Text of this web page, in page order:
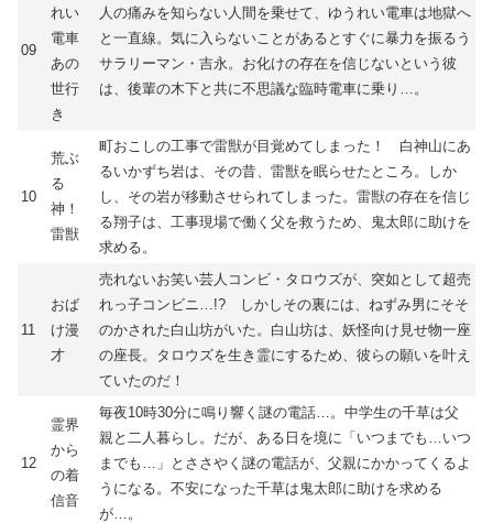
09
れい
電車
あの
世行
き
人の痛みを知らない人間を乗せて、ゆうれい電車は地獄へ
と一直線。気に入らないことがあるとすぐに暴力を振るう
サラリーマン・吉永。お化けの存在を信じないという彼
は、後輩の木下と共に不思議な臨時電車に乗り…。
10
荒ぶ
る
神！
雷獣
町おこしの工事で雷獣が目覚めてしまった！ 白神山にあ
るいかずち岩は、その昔、雷獣を眠らせたところ。しか
し、その岩が移動させられてしまった。雷獣の存在を信じ
る翔子は、工事現場で働く父を救うため、鬼太郎に助けを
求める。
11
おば
け漫
才
売れないお笑い芸人コンビ・タロウズが、突如として超売
れっ子コンビニ…!? しかしその裏には、ねずみ男にそそ
のかされた白山坊がいた。白山坊は、妖怪向け見せ物一座
の座長。タロウズを生き霊にするため、彼らの願いを叶え
ていたのだ！
12
霊界
から
の着
信音
毎夜10時30分に鳴り響く謎の電話…。中学生の千草は父
親と二人暮らし。だが、ある日を境に「いつまでも…いつ
までも…」とささやく謎の電話が、父親にかかってくるよ
うになる。不安になった千草は鬼太郎に助けを求める
が…。